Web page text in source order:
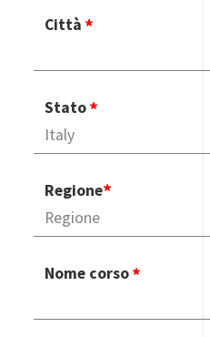
Città
Stato
Regione
Nome corso